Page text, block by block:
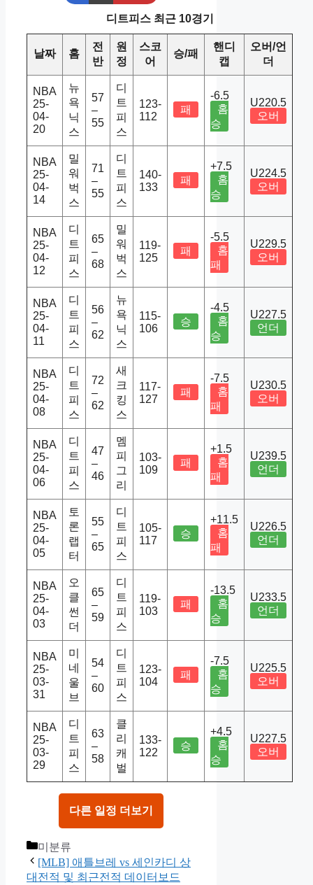
디트피스 최근 10경기
날짜 홈
전
반
원
정
스코
어
승/패
핸디
캡
오버/언
더
NBA
25-
04-
20
뉴
욕
닉
스
57
–
55
디
트
피
스
123-
112
패
-6.5
홈
승
U220.5
오버
NBA
25-
04-
14
밀
워
벅
스
71
–
55
디
트
피
스
140-
133
패
+7.5
홈
승
U224.5
오버
NBA
25-
04-
12
디
트
피
스
65
–
68
밀
워
벅
스
119-
125
패
-5.5
홈
패
U229.5
오버
NBA
25-
04-
11
디
트
피
스
56
–
62
뉴
욕
닉
스
115-
106
승
-4.5
홈
승
U227.5
언더
NBA
25-
04-
08
디
트
피
스
72
–
62
새
크
킹
스
117-
127
패
-7.5
홈
패
U230.5
오버
NBA
25-
04-
06
디
트
피
스
47
–
46
멤
피
그
리
103-
109
패
+1.5
홈
패
U239.5
언더
NBA
25-
04-
05
토
론
랩
터
55
–
65
디
트
피
스
105-
117
승
+11.5
홈
패
U226.5
언더
NBA
25-
04-
03
오
클
썬
더
65
–
59
디
트
피
스
119-
103
패
-13.5
홈
승
U233.5
언더
NBA
25-
03-
31
미
네
울
브
54
–
60
디
트
피
스
123-
104
패
-7.5
홈
승
U225.5
오버
NBA
25-
03-
29
디
트
피
스
63
–
58
클
리
캐
벌
133-
122
승
+4.5
홈
승
U227.5
오버
다른 일정 더보기
Categories
미분류
[MLB] 애틀브레 vs 세인카디 상
대전적 및 최근전적 데이터보드